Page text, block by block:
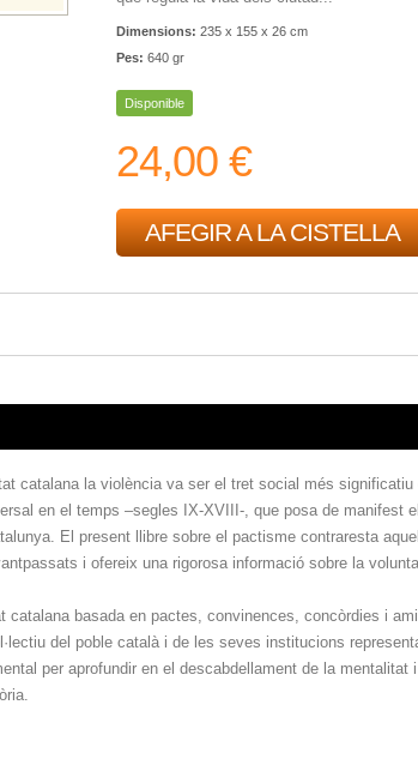
Dimensions: 235 x 155 x 26 cm
Pes: 640 gr
Disponible
24,00 €
AFEGIR A LA CISTELLA
catalana la violència va ser el tret social més
en el temps –segles IX-XVIII-, que posa de manifest
El present llibre sobre el pactisme contraresta
i ofereix una rigorosa informació sobre la
catalana basada en pactes, convinences, concòrdies i
del poble català i de les seves institucions
per aprofundir en el descabdellament de la